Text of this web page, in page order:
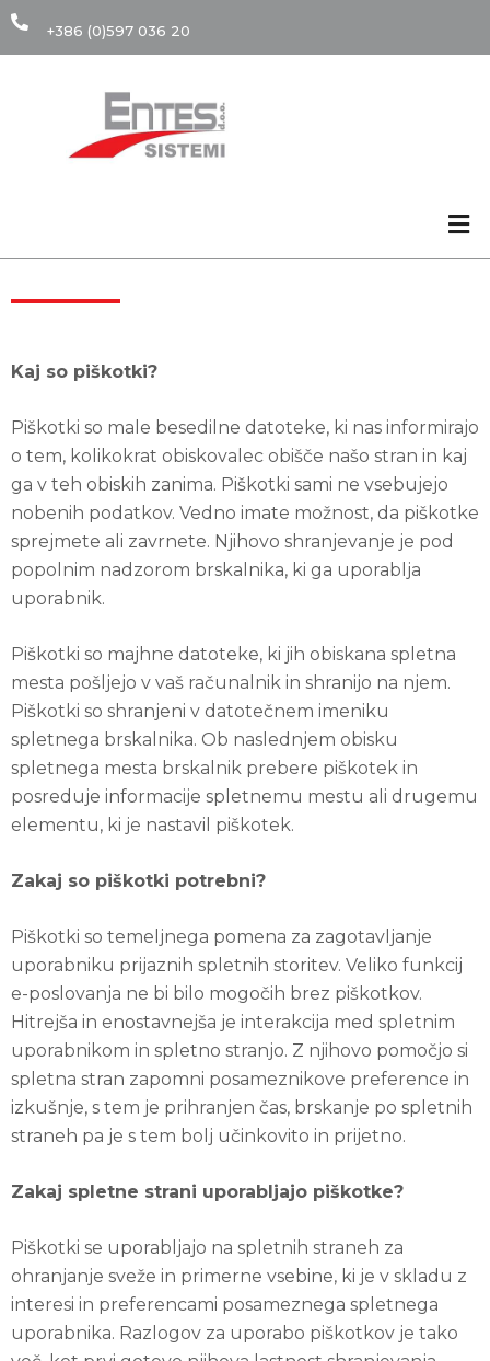
+386 (0)597 036 20
Kaj so piškotki?
Piškotki so male besedilne datoteke, ki nas informirajo
o tem, kolikokrat obiskovalec obišče našo stran in kaj
ga v teh obiskih zanima. Piškotki sami ne vsebujejo
nobenih podatkov. Vedno imate možnost, da piškotke
sprejmete ali zavrnete. Njihovo shranjevanje je pod
popolnim nadzorom brskalnika, ki ga uporablja
uporabnik.
Piškotki so majhne datoteke, ki jih obiskana spletna
mesta pošljejo v vaš računalnik in shranijo na njem.
Piškotki so shranjeni v datotečnem imeniku
spletnega brskalnika. Ob naslednjem obisku
spletnega mesta brskalnik prebere piškotek in
posreduje informacije spletnemu mestu ali drugemu
elementu, ki je nastavil piškotek.
Zakaj so piškotki potrebni?
Piškotki so temeljnega pomena za zagotavljanje
uporabniku prijaznih spletnih storitev. Veliko funkcij
e-poslovanja ne bi bilo mogočih brez piškotkov.
Hitrejša in enostavnejša je interakcija med spletnim
uporabnikom in spletno stranjo. Z njihovo pomočjo si
spletna stran zapomni posameznikove preference in
izkušnje, s tem je prihranjen čas, brskanje po spletnih
straneh pa je s tem bolj učinkovito in prijetno.
Zakaj spletne strani uporabljajo piškotke?
Piškotki se uporabljajo na spletnih straneh za
ohranjanje sveže in primerne vsebine, ki je v skladu z
interesi in preferencami posameznega spletnega
uporabnika. Razlogov za uporabo piškotkov je tako